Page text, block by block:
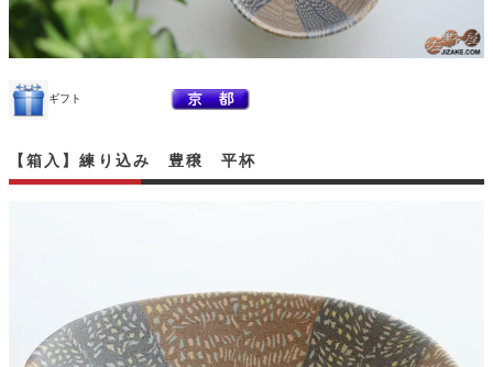
ギフト
【箱入】練り込み 豊穣 平杯